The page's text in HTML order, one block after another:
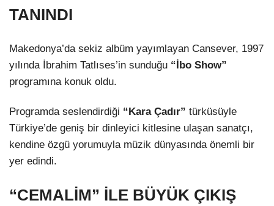
TANINDI
Makedonya’da sekiz albüm yayımlayan Cansever, 1997
yılında İbrahim Tatlıses’in sunduğu “İbo Show”
programına konuk oldu.
Programda seslendirdiği “Kara Çadır” türküsüyle
Türkiye’de geniş bir dinleyici kitlesine ulaşan sanatçı,
kendine özgü yorumuyla müzik dünyasında önemli bir
yer edindi.
“CEMALİM” İLE BÜYÜK ÇIKIŞ